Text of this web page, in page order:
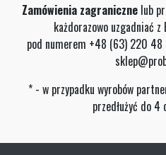
Zamówienia zagraniczne lub
każdorazowo uzgadniać
pod numerem +48 (63) 220
* - w przypadku wyrobów
przedłużyć do 4